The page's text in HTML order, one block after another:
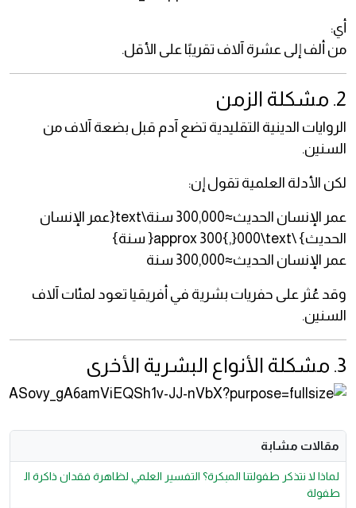
أي:
من ألف إلى عشرة آلاف تقريبًا على الأقل.
2. مشكلة الزمن
الروايات الدينية التقليدية تضع آدم قبل بضعة آلاف من
السنين.
لكن الأدلة العلمية تقول إن:
عمر الإنسان الحديث≈300,000 سنة\text{عمر الإنسان
الحديث} \approx 300{,}000\text{ سنة}
عمر الإنسان الحديث≈300,000 سنة
وقد عُثر على حفريات بشرية في أفريقيا تعود لمئات آلاف
السنين.
3. مشكلة الأنواع البشرية الأخرى
مقالات مشابة
لماذا لا نتذكر طفولتنا المبكرة؟ التفسير العلمي لظاهرة فقدان ذاكرة ال
طفولة